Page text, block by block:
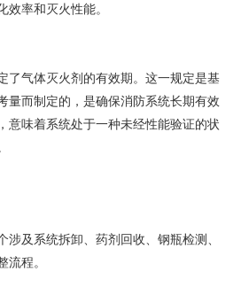
效率和灭火性能。
了气体灭火剂的有效期。这一规定是基
量而制定的，是确保消防系统长期有效
意味着系统处于一种未经性能验证的状
涉及系统拆卸、药剂回收、钢瓶检测、
流程。